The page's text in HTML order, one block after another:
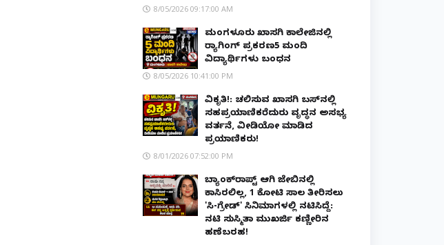
8/05/2026 09:17:00 AM
ಮಂಗಳೂರು ಖಾಸಗಿ ಕಾಲೇಜಿನಲ್ಲಿ
ರ‌್ಯಾಗಿಂಗ್ ಪ್ರಕರಣ5 ಮಂದಿ
ವಿದ್ಯಾರ್ಥಿಗಳು ಬಂಧನ
8/05/2026 10:41:00 PM
ವಿಕೃತಿ!: ಚಲಿಸುವ ಖಾಸಗಿ ಬಸ್‌ನಲ್ಲಿ
ಸಹಪ್ರಯಾಣಿಕರೆದುರು ವೃದ್ಧನ ಅಸಭ್ಯ
ವರ್ತನೆ, ವೀಡಿಯೋ ಮಾಡಿದ
ಪ್ರಯಾಣಿಕರು!
8/01/2026 07:52:00 PM
ಬ್ಯಾಂಕ್‌ರಾಪ್ಟ್‌ ಆಗಿ ಜೇಬಿನಲ್ಲಿ
ಕಾಸಿರಲಿಲ್ಲ, ₹1 ಕೋಟಿ ಸಾಲ ತೀರಿಸಲು
'ಸಿ-ಗ್ರೇಡ್' ಸಿನಿಮಾಗಳಲ್ಲಿ ನಟಿಸಿದ್ದೆ:
ನಟಿ ಸುಸ್ಮಿತಾ ಮುಖರ್ಜಿ ಕಣ್ಣೀರಿನ
ಹಣೆಬರಹ!